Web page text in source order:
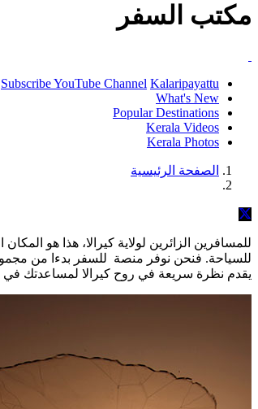
مكتب السفر
Subscribe YouTube Channel Kalaripayattu
What's New
Popular Destinations
Kerala Videos
Kerala Photos
الصفحة الرئيسية
للمسافرين الزائرين لولاية كيرالا، هذا هو
للسياحة. فنحن نوفر منصة للسفر بدءا من
يقدم نظرة سريعة في روح كيرالا لمساعدتك في